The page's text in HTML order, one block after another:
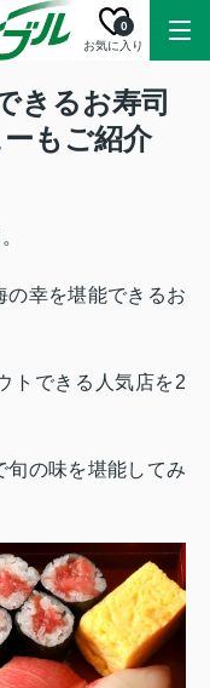
お気に入り
0
きるお寿司
もご紹介
の幸を堪能できるお
トできる人気店を2
旬の味を堪能してみ